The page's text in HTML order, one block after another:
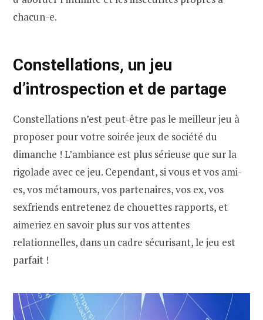
chacun-e.
Constellations, un jeu
d’introspection et de partage
Constellations n’est peut-être pas le meilleur jeu à
proposer pour votre soirée jeux de société du
dimanche ! L’ambiance est plus sérieuse que sur la
rigolade avec ce jeu. Cependant, si vous et vos ami-
es, vos métamours, vos partenaires, vos ex, vos
sexfriends entretenez de chouettes rapports, et
aimeriez en savoir plus sur vos attentes
relationnelles, dans un cadre sécurisant, le jeu est
parfait !